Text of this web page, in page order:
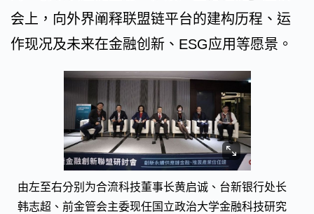
会上，向外界阐释联盟链平台的建构历程、运
作现况及未来在金融创新、ESG应用等愿景。
由左至右分别为合流科技董事长黄启诚、台新银行处长
韩志超、前金管会主委现任国立政治大学金融科技研究